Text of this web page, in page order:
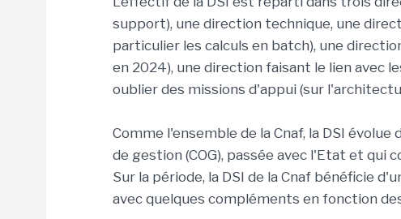
support), une direction technique, une
particulier les calculs en batch), une
en 2024), une direction faisant le lien avec
oublier des missions d'appui (sur
Comme l'ensemble de la Cnaf, la DSI
de gestion (COG), passée avec l'Etat et qui
Sur la période, la DSI de la Cnaf bénéficie
avec quelques compléments en fonction